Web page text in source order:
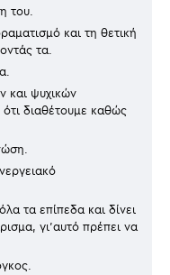
του.
και τη θετική
τα.
και ψυχικών
διαθέτουμε καθώς
τα επίπεδα και δίνει
γι’αυτό πρέπει να